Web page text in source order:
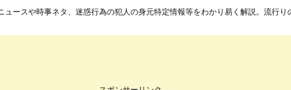
ースや時事ネタ、迷惑行為の犯人の身元特定情報等をわかり易く解説。流行